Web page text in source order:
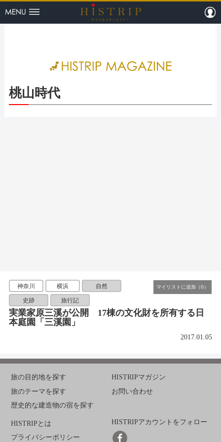
HISTRIP（
桃山時代
神奈川 横浜 自然
史跡 旅行記
実業家原三溪が公開 17棟の文化財を所有する日
本庭園「三溪園」
2017.01.05
旅の目的地を探す
旅のテーマを探す
歴史的な建造物の宿を探す
HISTRIPマガジン
お問い合わせ
HISTRIPとは
プライバシーポリシー
HISTRIPアカウントをフォロー